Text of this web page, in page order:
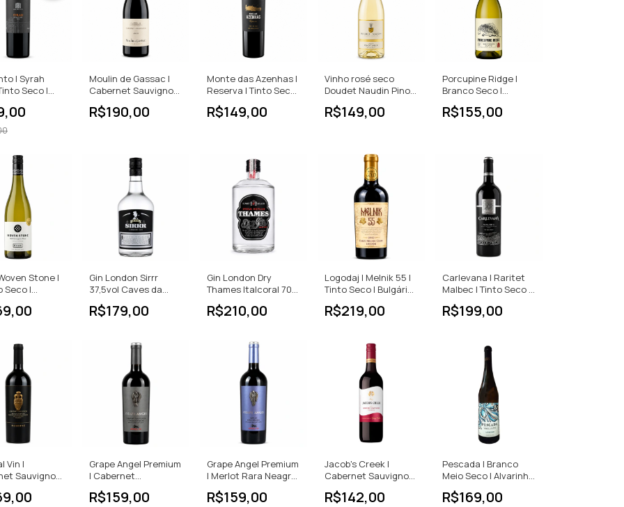
| Syrah
Seco |
Moulin de Gassac |
Cabernet Sauvignon
| Tinto Seco | 750ml
R$190,00
Monte das Azenhas |
Reserva | Tinto Seco |
750ml
R$149,00
Vinho rosé seco
Doudet Naudin Pinot
Noir 750ml - França
R$149,00
Porcupine Ridge |
Branco Seco |
Sauvignon Blanc |
África do Sul | 750ml
R$155,00
Stone |
Seco |
Blanc |
|
Gin London Sirrr
37,5vol Caves da
Montanha 700 ml
R$179,00
Gin London Dry
Thames Italcoral 700
R$210,00
Logodaj | Melnik 55 |
Tinto Seco | Bulgária |
750ml
R$219,00
Carlevana | Raritet
Malbec | Tinto Seco |
Moldávia | 750ml
R$199,00
Vin |
Sauvignon
Collection |
| IGP |
Grape Angel Premium
| Cabernet
Sauvignon Feteasca
Neagra | Tinto Seco |
R$159,00
Grape Angel Premium
| Merlot Rara Neagra
| Tinto Seco | 750ml
R$159,00
Jacob's Creek |
Cabernet Sauvignon
| Tinto Meio Seco |
750ml
R$142,00
Pescada | Branco
Meio Seco | Alvarinho
| Vinho Verde |
Portugal | 750ml
R$169,00